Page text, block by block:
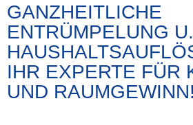
GANZHEITLICHE
ENTRÜMPELUNG U.
IHR EXPERTE FÜR
UND RAUMGEWINN!